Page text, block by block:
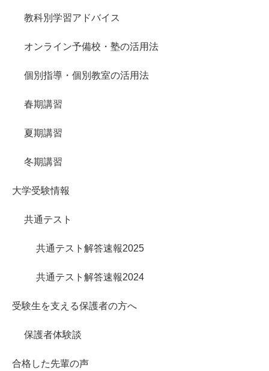
教科別学習アドバイス
オンライン予備校・塾の活用法
個別指導・個別教室の活用法
春期講習
夏期講習
冬期講習
大学受験情報
共通テスト
共通テスト解答速報2025
共通テスト解答速報2024
受験生を支える保護者の方へ
保護者体験談
合格した先輩の声